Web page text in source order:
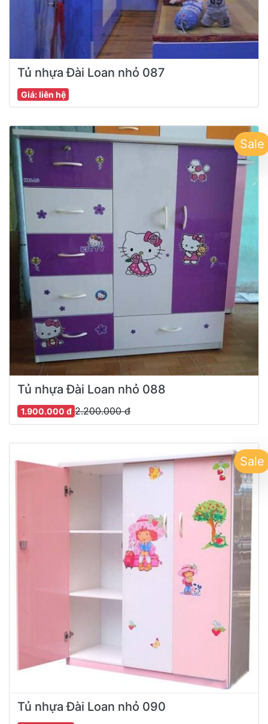
Tủ nhựa Đài Loan nhỏ 087
Giá: liên hệ
Sale
Tủ nhựa Đài Loan nhỏ 088
2.200.000 đ
1.900.000 đ
Sale
Tủ nhựa Đài Loan nhỏ 090